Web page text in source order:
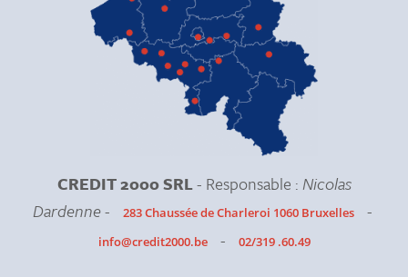
CREDIT 2000 SRL- Responsable :Nicolas
Dardenne- 283 Chaussée de Charleroi 1060 Bruxelles -
info@credit2000.be - 02/319 .60.49